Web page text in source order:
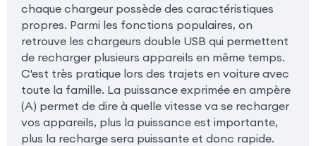
chaque chargeur possède des caractéristiques
propres. Parmi les fonctions populaires, on
retrouve les chargeurs double USB qui permettent
de recharger plusieurs appareils en même temps.
C'est très pratique lors des trajets en voiture avec
toute la famille. La puissance exprimée en ampère
(A) permet de dire à quelle vitesse va se recharger
vos appareils, plus la puissance est importante,
plus la recharge sera puissante et donc rapide.